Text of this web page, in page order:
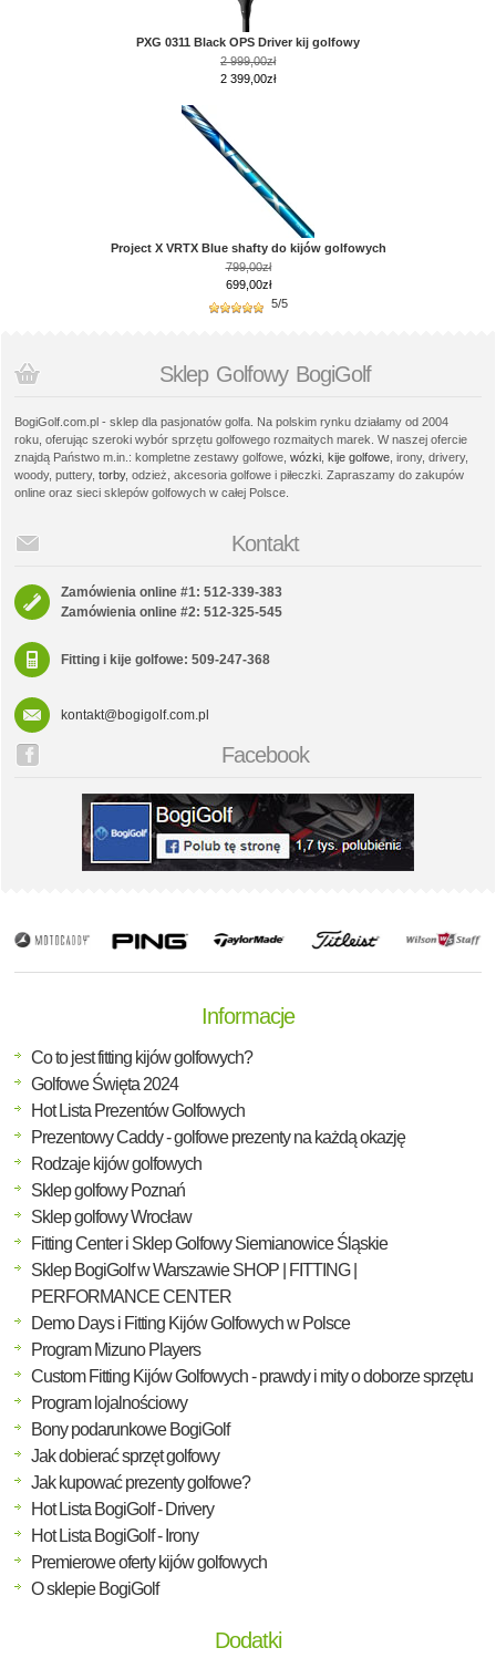
PXG 0311 Black OPS Driver kij golfowy
2 999,00zł
2 399,00zł
Project X VRTX Blue shafty do kijów golfowych
799,00zł
699,00zł
5/5
Sklep Golfowy BogiGolf
BogiGolf.com.pl - sklep dla pasjonatów golfa. Na polskim rynku działamy od 2004
roku, oferując szeroki wybór sprzętu golfowego rozmaitych marek. W naszej ofercie
znajdą Państwo m.in.: kompletne zestawy golfowe, wózki kije golfowe , irony, drivery,
woody, puttery, torby, odzież, akcesoria golfowe i piłeczki. Zapraszamy do zakupów
online oraz sieci sklepów golfowych w całej Polsce.
Kontakt
Zamówienia online #1: 512-339-383
Zamówienia online #2: 512-325-545
Fitting i kije golfowe: 509-247-368
kontakt@bogigolf.com.pl
Facebook
Informacje
Co to jest fitting kijów golfowych?
Golfowe Święta 2024
Hot Lista Prezentów Golfowych
Prezentowy Caddy - golfowe prezenty na każdą okazję
Rodzaje kijów golfowych
Sklep golfowy Poznań
Sklep golfowy Wrocław
Fitting Center i Sklep Golfowy Siemianowice Śląskie
Sklep BogiGolf w Warszawie SHOP | FITTING |
PERFORMANCE CENTER
Demo Days i Fitting Kijów Golfowych w Polsce
Program Mizuno Players
Custom Fitting Kijów Golfowych - prawdy i mity o doborze sprzętu
Program lojalnościowy
Bony podarunkowe BogiGolf
Jak dobierać sprzęt golfowy
Jak kupować prezenty golfowe?
Hot Lista BogiGolf - Drivery
Hot Lista BogiGolf - Irony
Premierowe oferty kijów golfowych
O sklepie BogiGolf
Dodatki